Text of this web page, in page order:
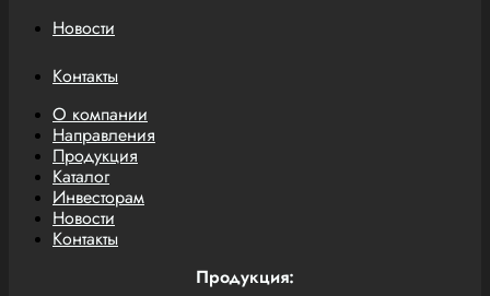
Новости
Контакты
О компании
Направления
Продукция
Каталог
Инвесторам
Новости
Контакты
Продукция: